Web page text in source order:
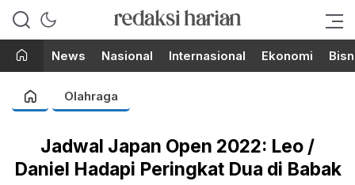
RedaksiHarian.com
Berita Terupdate dari Redaksi
News Nasional Internasional Ekonomi
Olahraga
Jadwal Japan Open 2022: Leo /
Daniel Hadapi Peringkat Dua di Babak